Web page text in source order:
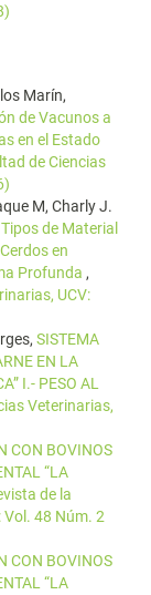
Marín,
de Vacunos a
en el Estado
de Ciencias
M, Charly J.
de Material
en
Profunda ,
UCV:
SISTEMA
EN LA
I.- PESO AL
Veterinarias,
CON BOVINOS
“LA
de la
Vol. 48 Núm. 2
CON BOVINOS
“LA